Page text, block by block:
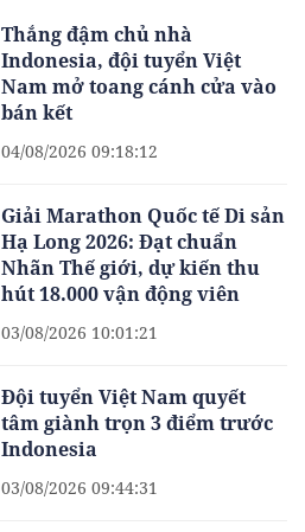
Thắng đậm chủ nhà
Indonesia, đội tuyển Việt
Nam mở toang cánh cửa vào
bán kết
04/08/2026 09:18:12
Giải Marathon Quốc tế Di sản
Hạ Long 2026: Đạt chuẩn
Nhãn Thế giới, dự kiến thu
hút 18.000 vận động viên
03/08/2026 10:01:21
Đội tuyển Việt Nam quyết
tâm giành trọn 3 điểm trước
Indonesia
03/08/2026 09:44:31